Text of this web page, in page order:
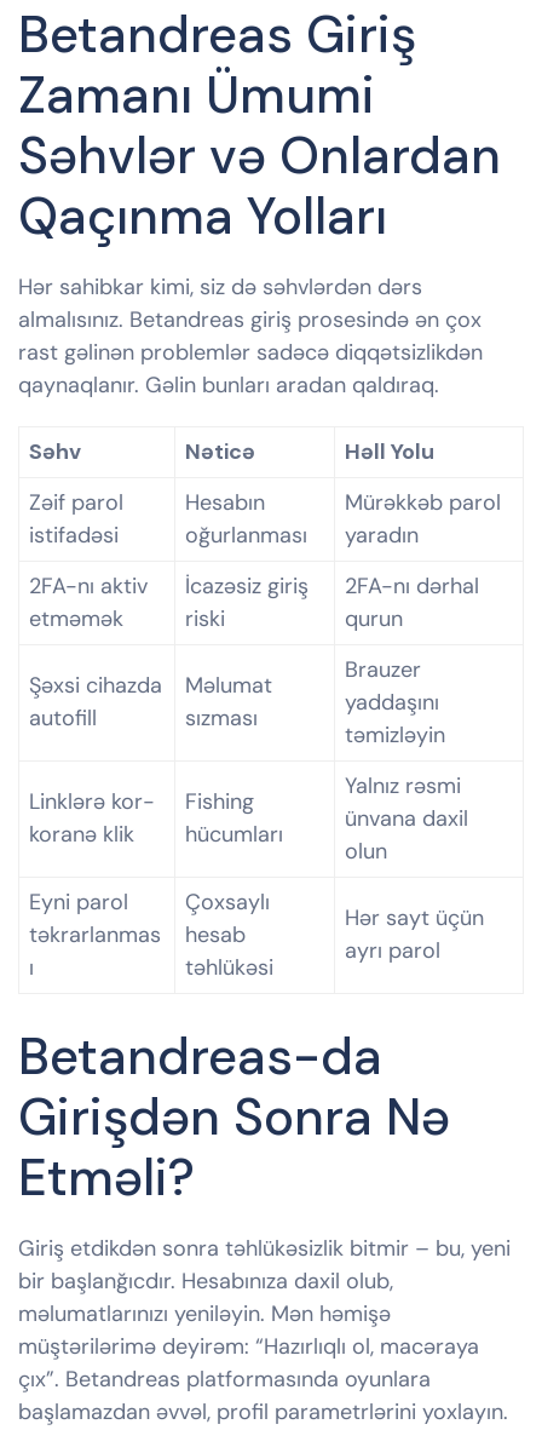
Betandreas Giriş
Zamanı Ümumi
Səhvlər və Onlardan
Qaçınma Yolları
Hər sahibkar kimi, siz də səhvlərdən dərs
almalısınız. Betandreas giriş prosesində ən çox
rast gəlinən problemlər sadəcə diqqətsizlikdən
qaynaqlanır. Gəlin bunları aradan qaldıraq.
Səhv Nəticə
Həll Yolu
Zəif parol
istifadəsi
Hesabın
oğurlanması
Mürəkkəb parol
yaradın
2FA-nı aktiv
etməmək
İcazəsiz giriş
riski
2FA-nı dərhal
qurun
Şəxsi cihazda
autofill
Məlumat
sızması
Brauzer
yaddaşını
təmizləyin
Linklərə kor-
koranə klik
Fishing
hücumları
Yalnız rəsmi
ünvana daxil
olun
Eyni parol
təkrarlanmas
ı
Çoxsaylı
hesab
təhlükəsi
Hər sayt üçün
ayrı parol
Betandreas-da
Girişdən Sonra Nə
Etməli?
Giriş etdikdən sonra təhlükəsizlik bitmir – bu, yeni
bir başlanğıcdır. Hesabınıza daxil olub,
məlumatlarınızı yeniləyin. Mən həmişə
müştərilərimə deyirəm: “Hazırlıqlı ol, macəraya
çıx”. Betandreas platformasında oyunlara
başlamazdan əvvəl, profil parametrlərini yoxlayın.